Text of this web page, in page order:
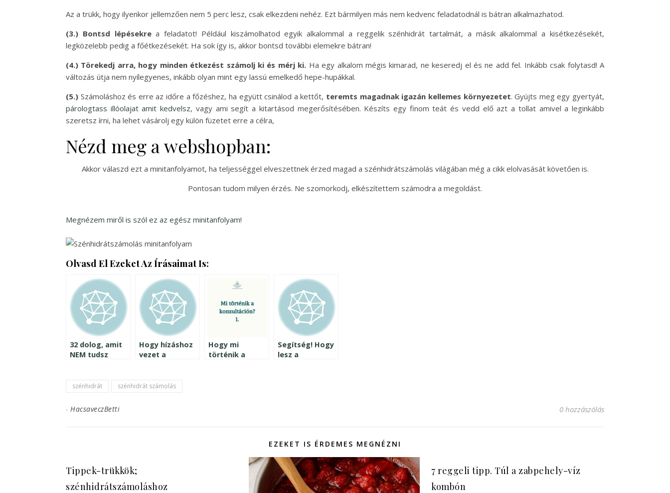
Az a trükk, hogy ilyenkor jellemzően nem 5 perc lesz, csak elkezdeni nehéz. Ezt bármilyen más nem kedvenc feladatodnál is bátran alkalmazhatod.
(3.) Bontsd lépésekrea feladatot! Például kiszámolhatod egyik alkalommal a reggelik szénhidrát tartalmát, a másik alkalommal a kisétkezésekét,
legközelebb pedig a főétkezésekét. Ha sok így is, akkor bontsd további elemekre bátran!
(4.) Törekedj arra, hogy minden étkezést számolj ki és mérj ki. Ha egy alkalom mégis kimarad, ne keseredj el és ne add fel. Inkább csak folytasd! A
változás útja nem nyílegyenes, inkább olyan mint egy lassú emelkedő hepe-hupákkal.
(5.) Számoláshoz és erre az időre a főzéshez, ha együtt csinálod a kettőt, teremts magadnak igazán kellemes környezetet. Gyújts meg egy gyertyát,
párologtass illóolajat amit kedvelsz, vagy ami segít a kitartásod megerősítésében. Készíts egy finom teát és vedd elő azt a tollat amivel a leginkább
szeretsz írni, ha lehet vásárolj egy külön füzetet erre a célra,
Nézd meg a webshopban:
Akkor válaszd ezt a minitanfolyamot, ha teljességgel elveszettnek érzed magad a szénhidrátszámolás világában még a cikk elolvasását követően is.
Pontosan tudom milyen érzés. Ne szomorkodj, elkészítettem számodra a megoldást.
Megnézem miről is szól ez az egész minitanfolyam!
Olvasd El Ezeket Az Írásaimat Is:
32 dolog, amit
NEM tudsz
élsz
Hogy hízáshoz
vezet a
Hogy mi
történik a
Segítség! Hogy
lesz a
szénhidrát szénhidrát számolás
- HacsaveczBetti 0 hozzászólás
EZEKET IS ÉRDEMES MEGNÉZNI
Tippek-trükkök;
szénhidrátszámoláshoz
7 reggeli tipp. Túl a zabpehely-víz
kombón